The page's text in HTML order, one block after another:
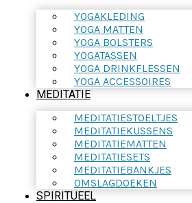
YOGAKLEDING
YOGA MATTEN
YOGA BOLSTERS
YOGATASSEN
YOGA DRINKFLESSEN
YOGA ACCESSOIRES
MEDITATIE
MEDITATIESTOELTJES
MEDITATIEKUSSENS
MEDITATIEMATTEN
MEDITATIESETS
MEDITATIEBANKJES
OMSLAGDOEKEN
SPIRITUEEL